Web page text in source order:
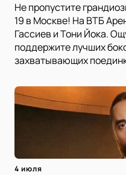
Не пропустите
19 в Москве! На ВТБ
Гассиев и Тони Йока.
поддержите лучших
захватывающих
4 июля